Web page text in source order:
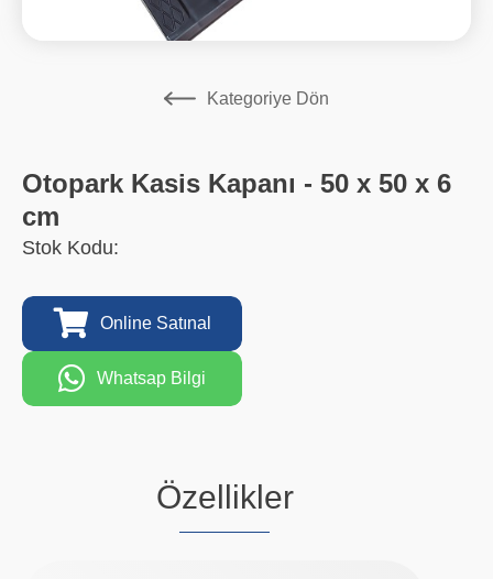
Kategoriye Dön
Otopark Kasis Kapanı - 50 x 50 x 6
cm
Stok Kodu:
Online Satınal
Whatsap Bilgi
Özellikler